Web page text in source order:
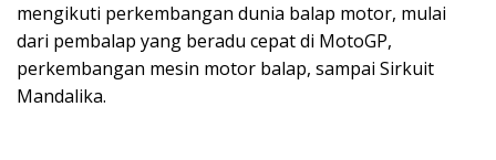
mengikuti perkembangan dunia balap motor, mulai
dari pembalap yang beradu cepat di MotoGP,
perkembangan mesin motor balap, sampai Sirkuit
Mandalika.